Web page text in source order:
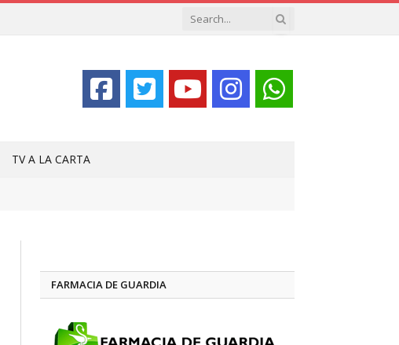
TV A LA CARTA
FARMACIA DE GUARDIA